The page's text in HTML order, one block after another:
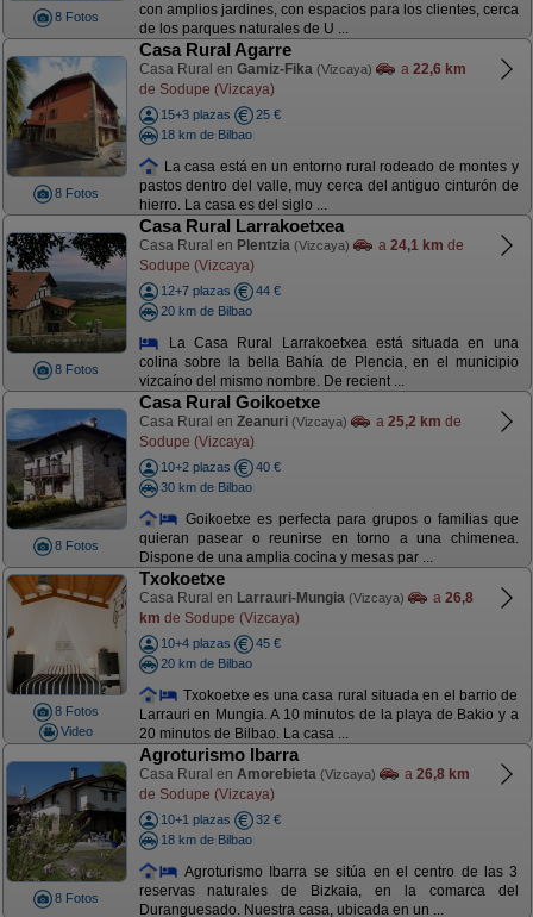
8 Fotos
con amplios jardines, con espacios para los clientes, cerca
de los parques naturales de U ...
8 Fotos
Casa Rural Agarre
Casa Rural en Gamiz-Fika (Vizcaya) a 22,6 km
de Sodupe (Vizcaya)
15+3 plazas
25 €
18 km de Bilbao
La casa está en un entorno rural rodeado de montes y
pastos dentro del valle, muy cerca del antiguo cinturón de
hierro. La casa es del siglo ...
8 Fotos
Casa Rural Larrakoetxea
Casa Rural en Plentzia (Vizcaya) a 24,1 km de
Sodupe (Vizcaya)
12+7 plazas
44 €
20 km de Bilbao
La Casa Rural Larrakoetxea está situada en una
colina sobre la bella Bahía de Plencia, en el municipio
vizcaíno del mismo nombre. De recient ...
8 Fotos
Casa Rural Goikoetxe
Casa Rural en Zeanuri (Vizcaya) a 25,2 km de
Sodupe (Vizcaya)
10+2 plazas
40 €
30 km de Bilbao
Goikoetxe es perfecta para grupos o familias que
quieran pasear o reunirse en torno a una chimenea.
Dispone de una amplia cocina y mesas par ...
8 Fotos
Video
Txokoetxe
Casa Rural en Larrauri-Mungia (Vizcaya) a 26,8
km de Sodupe (Vizcaya)
10+4 plazas
45 €
20 km de Bilbao
Txokoetxe es una casa rural situada en el barrio de
Larrauri en Mungia. A 10 minutos de la playa de Bakio y a
20 minutos de Bilbao. La casa ...
8 Fotos
Agroturismo Ibarra
Casa Rural en Amorebieta (Vizcaya) a 26,8 km
de Sodupe (Vizcaya)
10+1 plazas
32 €
18 km de Bilbao
Agroturismo Ibarra se sitúa en el centro de las 3
reservas naturales de Bizkaia, en la comarca del
Duranguesado. Nuestra casa, ubicada en un ...